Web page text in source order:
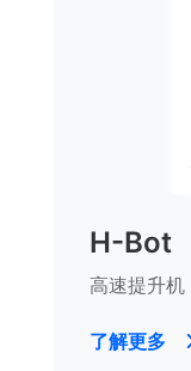
H-Bot
高速提升机
了解更多